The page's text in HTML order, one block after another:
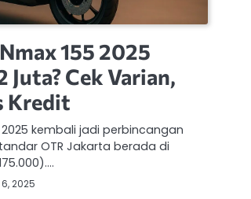
155 2025
Juta? Cek Varian,
Kredit
kembali jadi perbincangan
OTR Jakarta berada di
2025